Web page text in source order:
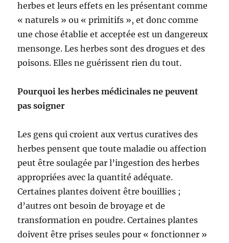
herbes et leurs effets en les présentant comme
« naturels » ou « primitifs », et donc comme
une chose établie et acceptée est un dangereux
mensonge. Les herbes sont des drogues et des
poisons. Elles ne guérissent rien du tout.
Pourquoi les herbes médicinales ne peuvent
pas soigner
Les gens qui croient aux vertus curatives des
herbes pensent que toute maladie ou affection
peut être soulagée par l’ingestion des herbes
appropriées avec la quantité adéquate.
Certaines plantes doivent être bouillies ;
d’autres ont besoin de broyage et de
transformation en poudre. Certaines plantes
doivent être prises seules pour « fonctionner »